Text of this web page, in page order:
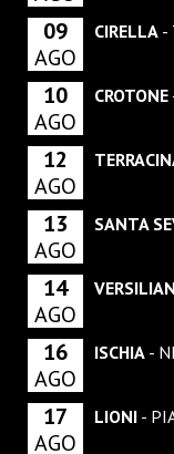
09
AGO
CIRELLA -
10
AGO
CROTONE
12
AGO
13
AGO
SANTA
14
AGO
16
AGO
ISCHIA -
17
AGO
LIONI -